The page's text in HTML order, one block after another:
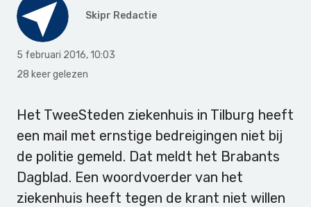
Skipr Redactie
5 februari 2016,10:03
28 keer gelezen
Het TweeSteden ziekenhuis in Tilburg heeft
een mail met ernstige bedreigingen niet bij
de politie gemeld. Dat meldt het Brabants
Dagblad. Een woordvoerder van het
ziekenhuis heeft tegen de krant niet willen